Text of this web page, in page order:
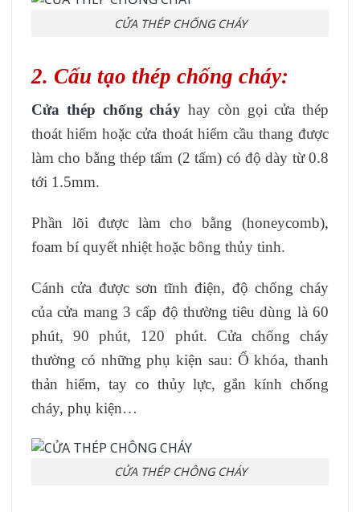
CỬA THÉP CHỐNG CHÁY
2. Cấu tạo thép chống cháy:
Cửa thép chống cháy hay còn gọi cửa thép
thoát hiểm hoặc cửa thoát hiểm cầu thang được
làm cho bằng thép tấm (2 tấm) có độ dày từ 0.8
tới 1.5mm.
Phần lõi được làm cho bằng (honeycomb),
foam bí quyết nhiệt hoặc bông thủy tinh.
Cánh cửa được sơn tĩnh điện, độ chống cháy
của cửa mang 3 cấp độ thường tiêu dùng là 60
phút, 90 phút, 120 phút. Cửa chống cháy
thường có những phụ kiện sau: Ổ khóa, thanh
thản hiểm, tay co thủy lực, gắn kính chống
cháy, phụ kiện…
CỬA THÉP CHÔNG CHÁY